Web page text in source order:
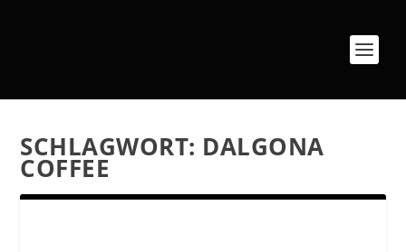
SCHLAGWORT: DALGONA
COFFEE